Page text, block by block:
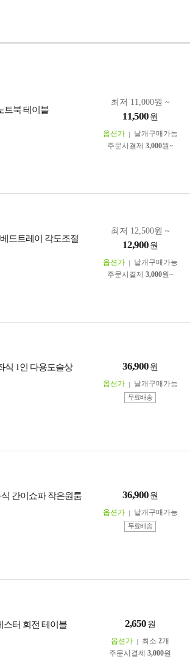
트북 테이블
최저 11,000원 ~
11,500 원
옵션가
낱개구매가능
주문시결제 3,000원~
드트레이 각도조절
최저 12,500원 ~
12,900 원
옵션가
낱개구매가능
주문시결제 3,000원~
식 1인 다용도술상 36,900 원
옵션가 낱개구매가능
무료배송
간이쇼파 작은원룸 36,900 원
옵션가 낱개구매가능
무료배송
스터 회전 테이블 2,650 원
옵션가 최소 2개
주문시결제 3,000원